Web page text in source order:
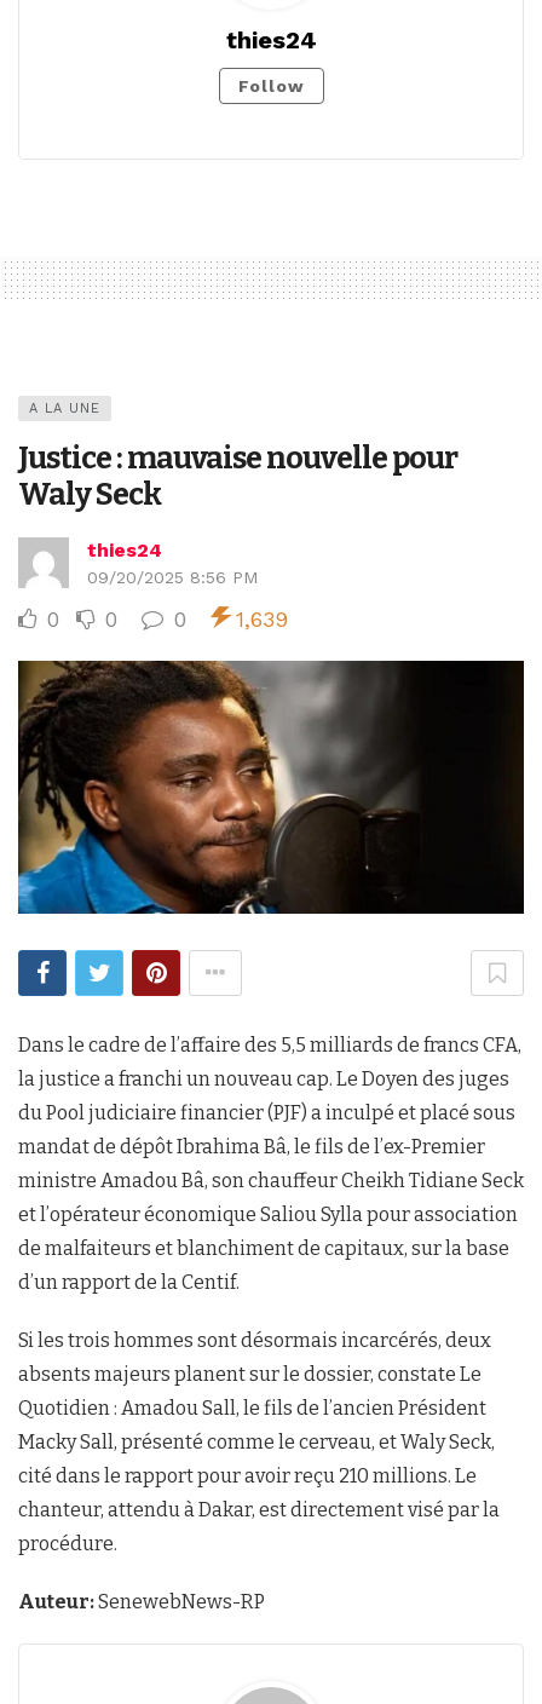
thies24
Follow
A LA UNE
Justice : mauvaise nouvelle pour
Waly Seck
thies24
09/20/2025 8:56 PM
0 0 0 1,639
Dans le cadre de l’affaire des 5,5 milliards de francs CFA,
la justice a franchi un nouveau cap. Le Doyen des juges
du Pool judiciaire financier (PJF) a inculpé et placé sous
mandat de dépôt Ibrahima Bâ, le fils de l’ex-Premier
ministre Amadou Bâ, son chauffeur Cheikh Tidiane Seck
et l’opérateur économique Saliou Sylla pour association
de malfaiteurs et blanchiment de capitaux, sur la base
d’un rapport de la Centif.
Si les trois hommes sont désormais incarcérés, deux
absents majeurs planent sur le dossier, constate Le
Quotidien : Amadou Sall, le fils de l’ancien Président
Macky Sall, présenté comme le cerveau, et Waly Seck,
cité dans le rapport pour avoir reçu 210 millions. Le
chanteur, attendu à Dakar, est directement visé par la
procédure.
Auteur:SenewebNews-RP